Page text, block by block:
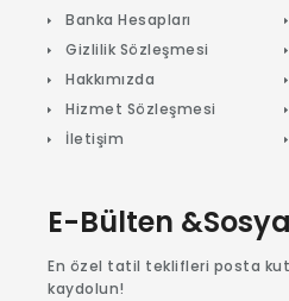
Banka Hesapları
Gizlilik Sözleşmesi
Hakkımızda
Hizmet Sözleşmesi
İletişim
E-Bülten
En özel tatil teklifleri posta
kaydolun!